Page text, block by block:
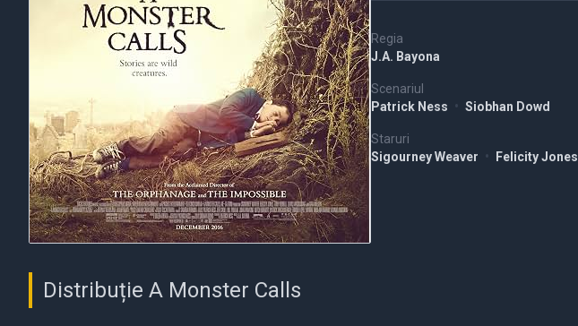
Regia
J.A. Bayona
Scenariul
Patrick Ness • Siobhan Dowd
Staruri
Sigourney Weaver • Felicity Jones
Distribuție A Monster Calls